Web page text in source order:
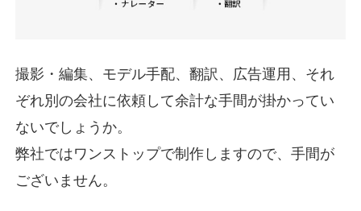
撮影・編集、モデル手配、翻訳、広告運用、それ
ぞれ別の会社に依頼して余計な手間が掛かってい
ないでしょうか。
弊社ではワンストップで制作しますので、手間が
ございません。